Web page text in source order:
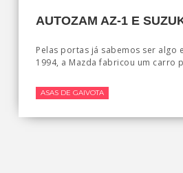
AUTOZAM AZ-1 E
Pelas portas já sabemos ser algo
1994, a Mazda fabricou um carro
ASAS DE GAIVOTA